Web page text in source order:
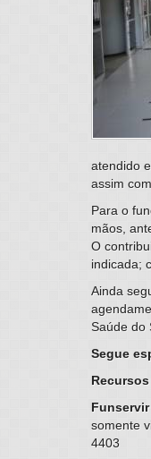
atendido
assim
Para o
mãos,
O
indicada;
Ainda
Saúde do
Segue
Funservir
somente
4403